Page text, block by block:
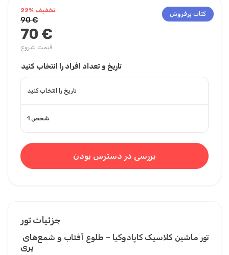
کتاب پرفروش تخفیف %22
90 €
70 €
قیمت شروع
تاریخ و تعداد افراد را انتخاب کنید
تاریخ را انتخاب کنید
1 شخص
بررسی در دسترس بودن
جزئیات تور
پری